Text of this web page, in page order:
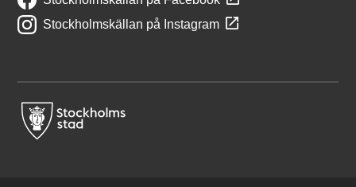
Stockholmskällan på Instagram